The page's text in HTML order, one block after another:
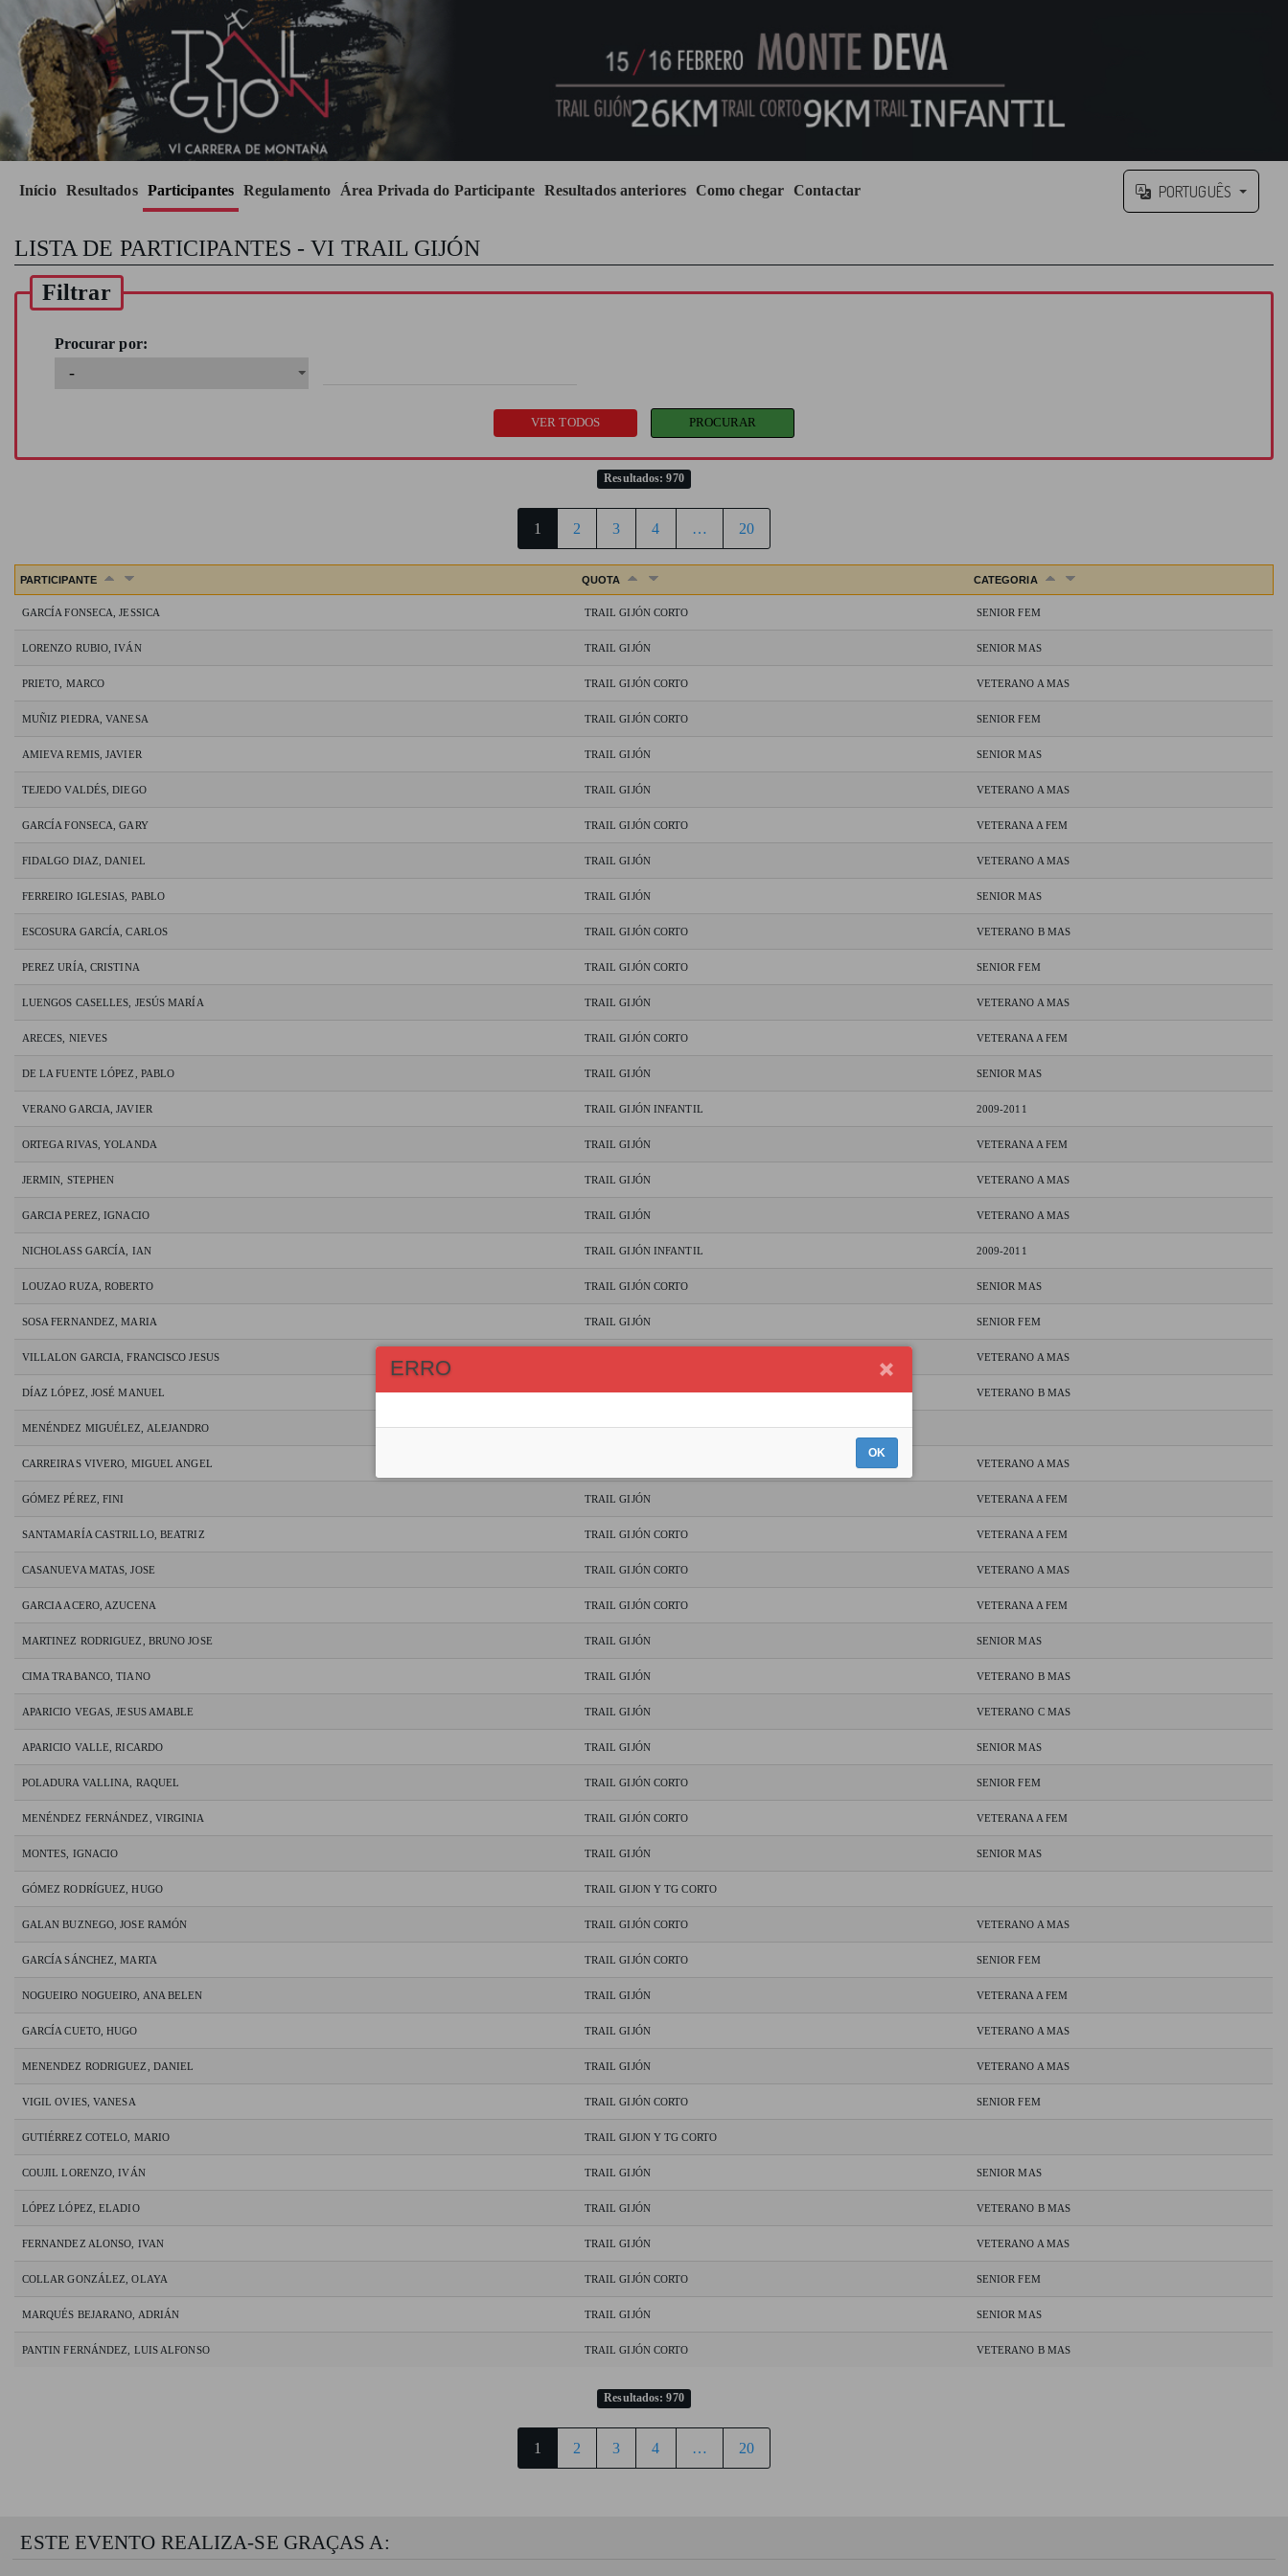
Início Resultados Participantes Regulamento Área Privada do Participante Resultados anteriores Como chegar Contactar PORTUGUÊS
LISTA DE PARTICIPANTES - VI TRAIL GIJÓN
Filtrar
Procurar por:
Resultados: 970
1 2 3 4 … 20
PARTICIPANTE QUOTA CATEGORIA
GARCÍA FONSECA, JESSICA TRAIL GIJÓN CORTO SENIOR FEM
LORENZO RUBIO, IVÁN TRAIL GIJÓN SENIOR MAS
PRIETO, MARCO TRAIL GIJÓN CORTO VETERANO A MAS
MUÑIZ PIEDRA, VANESA TRAIL GIJÓN CORTO SENIOR FEM
AMIEVA REMIS, JAVIER TRAIL GIJÓN SENIOR MAS
TEJEDO VALDÉS, DIEGO TRAIL GIJÓN VETERANO A MAS
GARCÍA FONSECA, GARY TRAIL GIJÓN CORTO VETERANA A FEM
FIDALGO DIAZ, DANIEL TRAIL GIJÓN VETERANO A MAS
FERREIRO IGLESIAS, PABLO TRAIL GIJÓN SENIOR MAS
ESCOSURA GARCÍA, CARLOS TRAIL GIJÓN CORTO VETERANO B MAS
PEREZ URÍA, CRISTINA TRAIL GIJÓN CORTO SENIOR FEM
LUENGOS CASELLES, JESÚS MARÍA TRAIL GIJÓN VETERANO A MAS
ARECES, NIEVES TRAIL GIJÓN CORTO VETERANA A FEM
DE LA FUENTE LÓPEZ, PABLO TRAIL GIJÓN SENIOR MAS
VERANO GARCIA, JAVIER TRAIL GIJÓN INFANTIL 2009-2011
ORTEGA RIVAS, YOLANDA TRAIL GIJÓN VETERANA A FEM
JERMIN, STEPHEN TRAIL GIJÓN VETERANO A MAS
GARCIA PEREZ, IGNACIO TRAIL GIJÓN VETERANO A MAS
NICHOLASS GARCÍA, IAN TRAIL GIJÓN INFANTIL 2009-2011
LOUZAO RUZA, ROBERTO TRAIL GIJÓN CORTO SENIOR MAS
SOSA FERNANDEZ, MARIA TRAIL GIJÓN SENIOR FEM
VILLALON GARCIA, FRANCISCO JESUS VETERANO A MAS
DÍAZ LÓPEZ, JOSÉ MANUEL TRAIL GIJÓN VETERANO B MAS
MENÉNDEZ MIGUÉLEZ, ALEJANDRO TRAIL GIJON Y TG CORTO
CARREIRAS VIVERO, MIGUEL ANGEL VETERANO A MAS
GÓMEZ PÉREZ, FINI TRAIL GIJÓN VETERANA A FEM
SANTAMARÍA CASTRILLO, BEATRIZ TRAIL GIJÓN CORTO VETERANA A FEM
CASANUEVA MATAS, JOSE TRAIL GIJÓN CORTO VETERANO A MAS
GARCIA ACERO, AZUCENA TRAIL GIJÓN CORTO VETERANA A FEM
MARTINEZ RODRIGUEZ, BRUNO JOSE TRAIL GIJÓN SENIOR MAS
CIMA TRABANCO, TIANO TRAIL GIJÓN VETERANO B MAS
APARICIO VEGAS, JESUS AMABLE TRAIL GIJÓN VETERANO C MAS
APARICIO VALLE, RICARDO TRAIL GIJÓN SENIOR MAS
POLADURA VALLINA, RAQUEL TRAIL GIJÓN CORTO SENIOR FEM
MENÉNDEZ FERNÁNDEZ, VIRGINIA TRAIL GIJÓN CORTO VETERANA A FEM
MONTES, IGNACIO TRAIL GIJÓN SENIOR MAS
GÓMEZ RODRÍGUEZ, HUGO TRAIL GIJON Y TG CORTO
GALAN BUZNEGO, JOSE RAMÓN TRAIL GIJÓN CORTO VETERANO A MAS
GARCÍA SÁNCHEZ, MARTA TRAIL GIJÓN CORTO SENIOR FEM
NOGUEIRO NOGUEIRO, ANA BELEN TRAIL GIJÓN VETERANA A FEM
GARCÍA CUETO, HUGO TRAIL GIJÓN VETERANO A MAS
MENENDEZ RODRIGUEZ, DANIEL TRAIL GIJÓN VETERANO A MAS
VIGIL OVIES, VANESA TRAIL GIJÓN CORTO SENIOR FEM
GUTIÉRREZ COTELO, MARIO TRAIL GIJON Y TG CORTO
COUJIL LORENZO, IVÁN TRAIL GIJÓN SENIOR MAS
LÓPEZ LÓPEZ, ELADIO TRAIL GIJÓN VETERANO B MAS
FERNANDEZ ALONSO, IVAN TRAIL GIJÓN VETERANO A MAS
COLLAR GONZÁLEZ, OLAYA TRAIL GIJÓN CORTO SENIOR FEM
MARQUÉS BEJARANO, ADRIÁN TRAIL GIJÓN SENIOR MAS
PANTIN FERNÁNDEZ, LUIS ALFONSO TRAIL GIJÓN CORTO VETERANO B MAS
Resultados: 970
1 2 3 4 … 20
ESTE EVENTO REALIZA-SE GRAÇAS A:
ERRO
OK